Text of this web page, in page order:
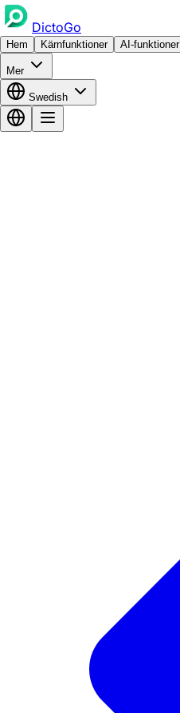
DictoGo
Hem Kärnfunktioner AI-funktioner
Mer
Swedish